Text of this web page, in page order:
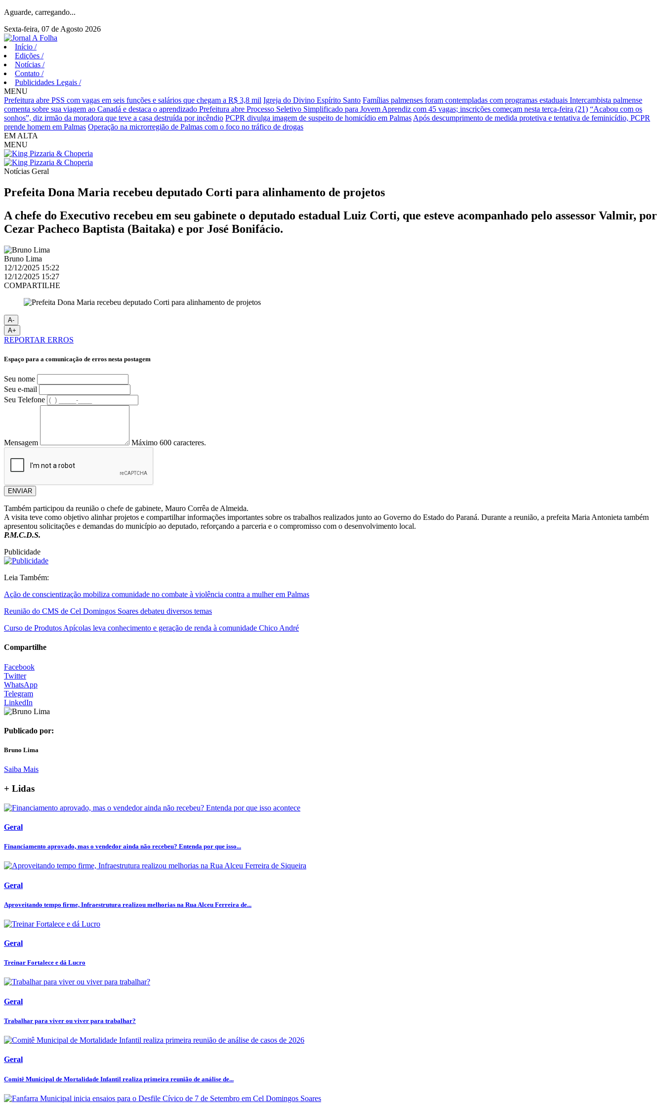
Aguarde, carregando...
Sexta-feira, 07 de Agosto 2026
Início /
Edições /
Notícias /
Contato /
Publicidades Legais /
MENU
Prefeitura abre PSS com vagas em seis funções e salários que chegam a R$ 3,8 mil Igreja do Divino Espírito Santo Famílias palmenses foram contempladas com programas estaduais Intercambista palmense
comenta sobre sua viagem ao Canadá e destaca o aprendizado Prefeitura abre Processo Seletivo Simplificado para Jovem Aprendiz com 45 vagas; inscrições começam nesta terça-feira (21) “Acabou com os
sonhos”, diz irmão da moradora que teve a casa destruída por incêndio PCPR divulga imagem de suspeito de homicídio em Palmas Após descumprimento de medida protetiva e tentativa de feminicídio, PCPR
prende homem em Palmas Operação na microrregião de Palmas com o foco no tráfico de drogas
EM ALTA
MENU
Notícias Geral
Prefeita Dona Maria recebeu deputado Corti para alinhamento de projetos
A chefe do Executivo recebeu em seu gabinete o deputado estadual Luiz Corti, que esteve acompanhado pelo assessor Valmir, por
Cezar Pacheco Baptista (Baitaka) e por José Bonifácio.
Bruno Lima
12/12/2025 15:22
12/12/2025 15:27
COMPARTILHE
A-
A+
REPORTAR ERROS
Espaço para a comunicação de erros nesta postagem
Seu nome
Seu e-mail
Seu Telefone
Mensagem Máximo 600 caracteres.
ENVIAR
Também participou da reunião o chefe de gabinete, Mauro Corrêa de Almeida.
A visita teve como objetivo alinhar projetos e compartilhar informações importantes sobre os trabalhos realizados junto ao Governo do Estado do Paraná. Durante a reunião, a prefeita Maria Antonieta também
apresentou solicitações e demandas do município ao deputado, reforçando a parceria e o compromisso com o desenvolvimento local.
P.M.C.D.S.
Publicidade
Leia Também:
Ação de conscientização mobiliza comunidade no combate à violência contra a mulher em Palmas
Reunião do CMS de Cel Domingos Soares debateu diversos temas
Curso de Produtos Apícolas leva conhecimento e geração de renda à comunidade Chico André
Compartilhe
Facebook
Twitter
WhatsApp
Telegram
LinkedIn
Publicado por:
Bruno Lima
Saiba Mais
+ Lidas
Geral
Financiamento aprovado, mas o vendedor ainda não recebeu? Entenda por que isso...
Geral
Aproveitando tempo firme, Infraestrutura realizou melhorias na Rua Alceu Ferreira de...
Geral
Treinar Fortalece e dá Lucro
Geral
Trabalhar para viver ou viver para trabalhar?
Geral
Comitê Municipal de Mortalidade Infantil realiza primeira reunião de análise de...